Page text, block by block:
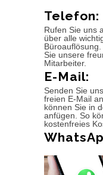
Telefon:
Rufen Sie uns
über alle
Sie unsere
Mitarbeiter.
E-Mail:
Senden Sie
freien E-Mail
können Sie in
anfügen. So
kostenfreies